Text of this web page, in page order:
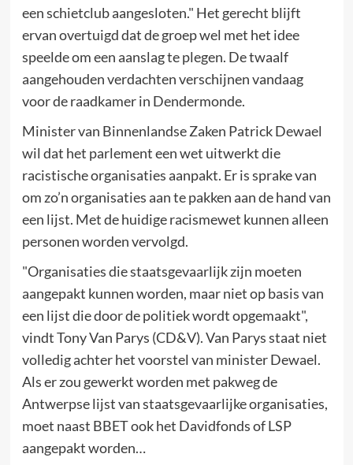
een schietclub aangesloten." Het gerecht blijft
ervan overtuigd dat de groep wel met het idee
speelde om een aanslag te plegen. De twaalf
aangehouden verdachten verschijnen vandaag
voor de raadkamer in Dendermonde.
Minister van Binnenlandse Zaken Patrick Dewael
wil dat het parlement een wet uitwerkt die
racistische organisaties aanpakt. Er is sprake van
om zo’n organisaties aan te pakken aan de hand van
een lijst. Met de huidige racismewet kunnen alleen
personen worden vervolgd.
"Organisaties die staatsgevaarlijk zijn moeten
aangepakt kunnen worden, maar niet op basis van
een lijst die door de politiek wordt opgemaakt",
vindt Tony Van Parys (CD&V). Van Parys staat niet
volledig achter het voorstel van minister Dewael.
Als er zou gewerkt worden met pakweg de
Antwerpse lijst van staatsgevaarlijke organisaties,
moet naast BBET ook het Davidfonds of LSP
aangepakt worden…